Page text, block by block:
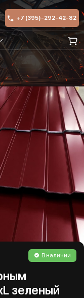
+7 (395)-292-42-82
В наличии
зеленый